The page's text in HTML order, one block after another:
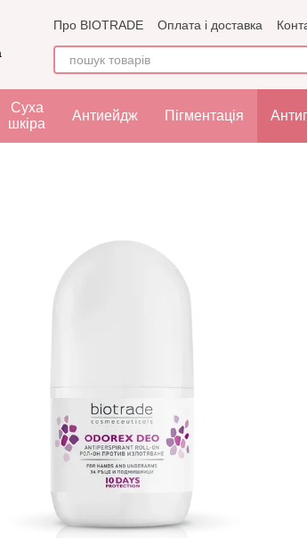
Про BIOTRADE Оплата і доставка
Угода користувача
Оферта
Суха
шкіра
Антиейдж Пігментація